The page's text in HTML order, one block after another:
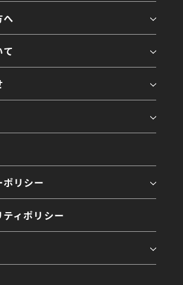
へ
リシー
ィポリシー